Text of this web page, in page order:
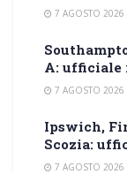
7 AGOSTO 2026
A: ufficiale
7 AGOSTO 2026
Ipswich,
Scozia:
7 AGOSTO 2026